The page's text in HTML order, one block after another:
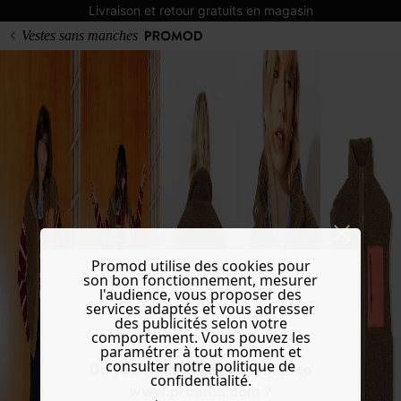
Livraison et retour gratuits en magasin
Do you want to be redirected to
www.promod.com ?
Vestes sans manches
Promod utilise des cookies pour
son bon fonctionnement, mesurer
l'audience, vous proposer des
services adaptés et vous adresser
des publicités selon votre
comportement. Vous pouvez les
paramétrer à tout moment et
consulter notre politique de
confidentialité.